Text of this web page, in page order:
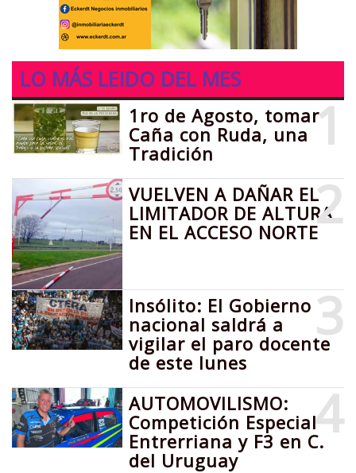
LO MÁS LEIDO DEL MES
1
1ro de Agosto, tomar
Caña con Ruda, una
Tradición
2
VUELVEN A DAÑAR EL
LIMITADOR DE ALTURA
EN EL ACCESO NORTE
3
Insólito: El Gobierno
nacional saldrá a
vigilar el paro docente
de este lunes
4
AUTOMOVILISMO:
Competición Especial
Entrerriana y F3 en C.
del Uruguay